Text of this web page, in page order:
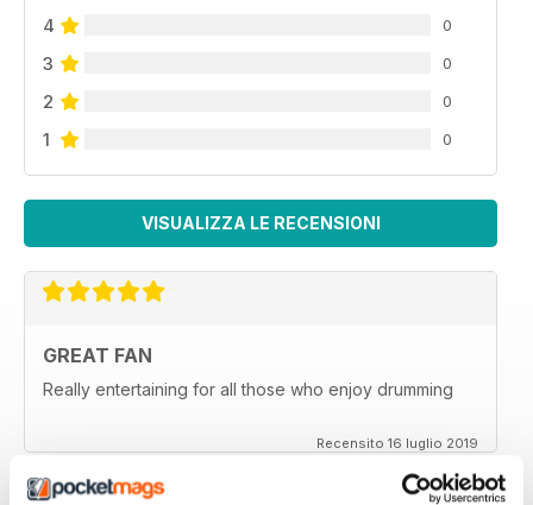
4 0
3 0
2 0
1 0
VISUALIZZA LE RECENSIONI
GREAT FAN
Really entertaining for all those who enjoy drumming
Recensito 16 luglio 2019